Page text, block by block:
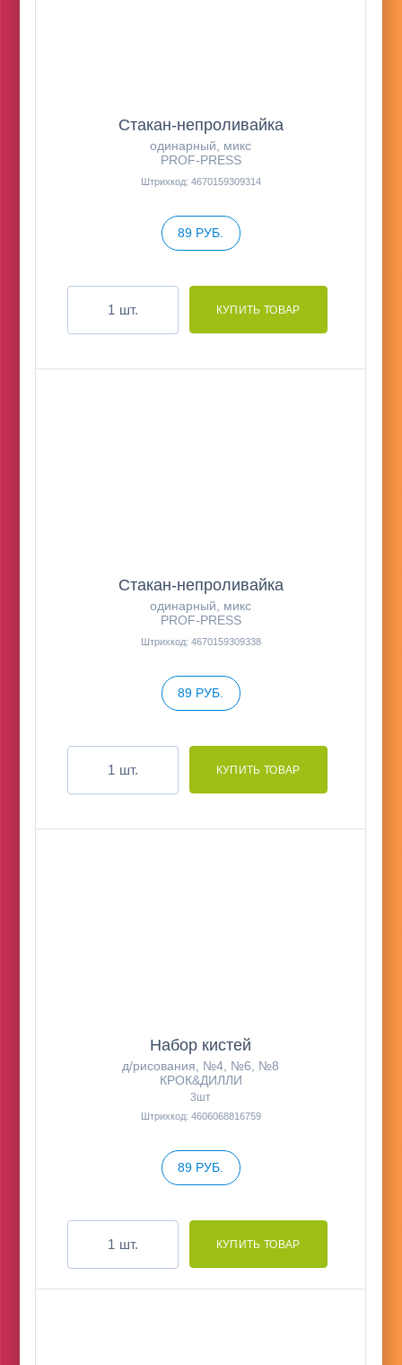
Стакан-непроливайка
одинарный, микс
PROF-PRESS
Штрихкод: 4670159309314
89 РУБ.
шт.
Стакан-непроливайка
одинарный, микс
PROF-PRESS
Штрихкод: 4670159309338
89 РУБ.
шт.
Набор кистей
д/рисования, №4, №6, №8
КРОК&ДИЛЛИ
3шт
Штрихкод: 4606068816759
89 РУБ.
шт.